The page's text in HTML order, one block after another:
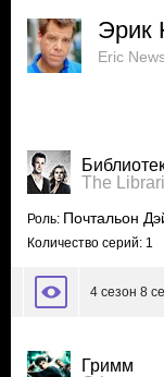
Эрик
Eric
The
Роль: Почтальон
Количество серий: 1
4 сезон 8
Гримм